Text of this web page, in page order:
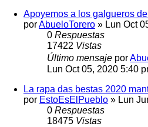
Apoyemos a los galgueros
porAbueloTorero » Lun Oct
0 Respuestas
17422 Vistas
Último mensaje por
Lun Oct 05, 2020 5:40
La rapa das bestas 2020
por EstoEsElPueblo » Lun
0 Respuestas
18475 Vistas